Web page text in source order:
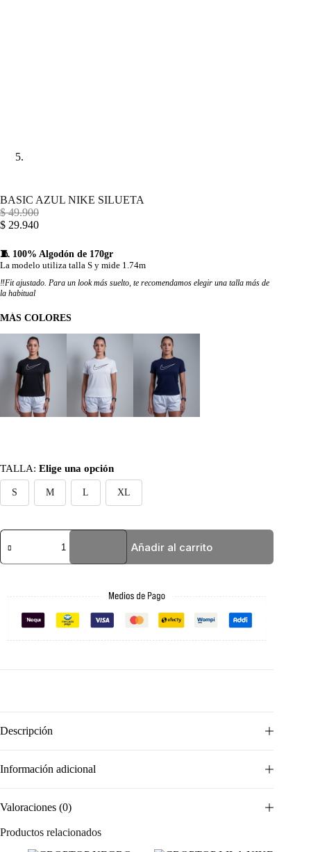
BASIC AZUL NIKE SILUETA
$49.900
$ 29.940
🧵 100% Algodón de 170gr
La modelo utiliza talla S y mide 1.74m
‼️Fit ajustado. Para un look más suelto, te recomendamos elegir una talla más de
la habitual
MÁS COLORES
TALLA: Elige una opción
S M L XL
BASIC
AZUL
Añadir al carrito
Descripción
Información adicional
Valoraciones (0)
Productos relacionados